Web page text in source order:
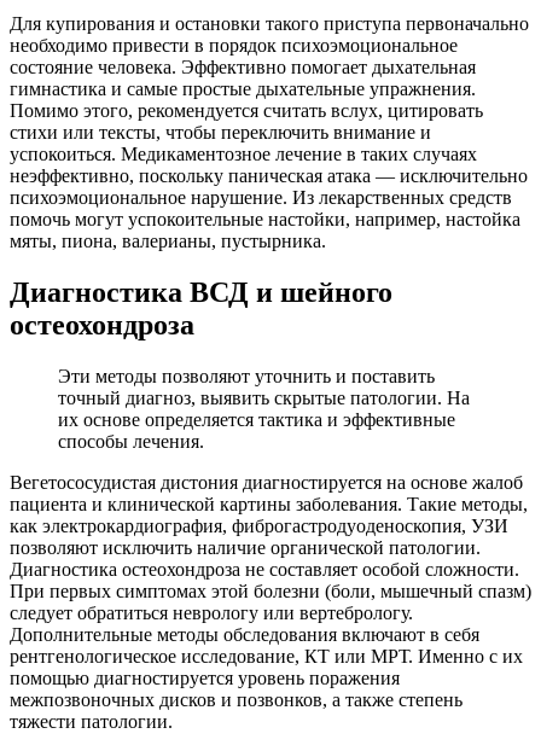
Для купирования и остановки такого приступа первоначально
необходимо привести в порядок психоэмоциональное
состояние человека. Эффективно помогает дыхательная
гимнастика и самые простые дыхательные упражнения.
Помимо этого, рекомендуется считать вслух, цитировать
стихи или тексты, чтобы переключить внимание и
успокоиться. Медикаментозное лечение в таких случаях
неэффективно, поскольку паническая атака — исключительно
психоэмоциональное нарушение. Из лекарственных средств
помочь могут успокоительные настойки, например, настойка
мяты, пиона, валерианы, пустырника.
Диагностика ВСД и шейного
остеохондроза
Эти методы позволяют уточнить и поставить
точный диагноз, выявить скрытые патологии. На
их основе определяется тактика и эффективные
способы лечения.
Вегетососудистая дистония диагностируется на основе жалоб
пациента и клинической картины заболевания. Такие методы,
как электрокардиография, фиброгастродуоденоскопия, УЗИ
позволяют исключить наличие органической патологии.
Диагностика остеохондроза не составляет особой сложности.
При первых симптомах этой болезни (боли, мышечный спазм)
следует обратиться неврологу или вертебрологу.
Дополнительные методы обследования включают в себя
рентгенологическое исследование, КТ или МРТ. Именно с их
помощью диагностируется уровень поражения
межпозвоночных дисков и позвонков, а также степень
тяжести патологии.